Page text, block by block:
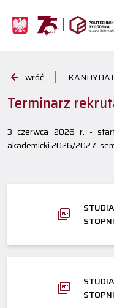
wróć
Terminarz
3 czerwca 2026 r. -
akademicki 2026/2027,